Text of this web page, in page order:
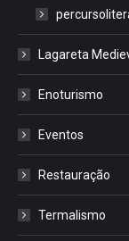
Lagareta
Enoturismo
Eventos
Restauração
Termalismo